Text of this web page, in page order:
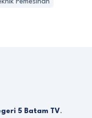
Pemesinan
5 Batam TV.